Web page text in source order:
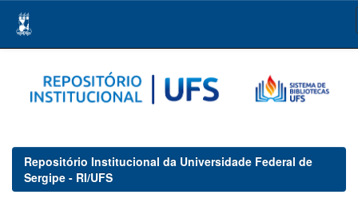
navigation
Repositório Institucional da Universidade Federal de
Sergipe - RI/UFS